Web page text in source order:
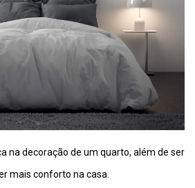
na decoração de um quarto, além de ser
mais conforto na casa.